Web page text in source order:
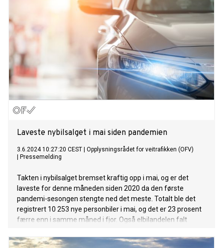
Laveste nybilsalget i mai siden pandemien
3.6.2024 10:27:20 CEST
Opplysningsrådet for veitrafikken (OFV)
Pressemelding
Takten i nybilsalget bremset kraftig opp i mai, og er det
laveste for denne måneden siden 2020 da den første
pandemi-sesongen stengte ned det meste. Totalt ble det
registrert 10 253 nye personbiler i mai, og det er 23 prosent
færre enn i samme måned i fjor. Også elbilandelen falt